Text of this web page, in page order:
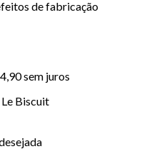
de fabricação
sem juros
Le Biscuit